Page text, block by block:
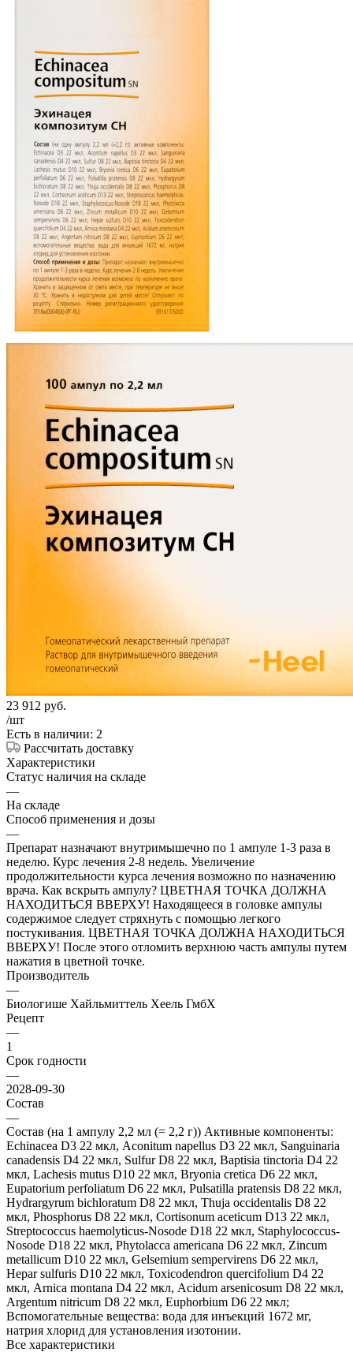
23 912 руб.
/шт
Есть в наличии: 2
Рассчитать доставку
Характеристики
Статус наличия на складе
—
На складе
Способ применения и дозы
—
Препарат назначают внутримышечно по 1 ампуле 1-3 раза в
неделю. Курс лечения 2-8 недель. Увеличение
продолжительности курса лечения возможно по назначению
врача. Как вскрыть ампулу? ЦВЕТНАЯ ТОЧКА ДОЛЖНА
НАХОДИТЬСЯ ВВЕРХУ! Находящееся в головке ампулы
содержимое следует стряхнуть с помощью легкого
постукивания. ЦВЕТНАЯ ТОЧКА ДОЛЖНА НАХОДИТЬСЯ
ВВЕРХУ! После этого отломить верхнюю часть ампулы путем
нажатия в цветной точке.
Производитель
—
Биологише Хайльмиттель Хеель ГмбХ
Рецепт
—
1
Срок годности
—
2028-09-30
Состав
—
Состав (на 1 ампулу 2,2 мл (= 2,2 г)) Активные компоненты:
Echinacea D3 22 мкл, Асоnitum napellus D3 22 мкл, Sanguinaria
canadensis D4 22 мкл, Sulfur D8 22 мкл, Baptisia tinctoria D4 22
мкл, Lachesis mutus D10 22 мкл, Bryonia cretica D6 22 мкл,
Eupatorium perfoliatum D6 22 мкл, Pulsatilla pratensis D8 22 мкл,
Hydrargyrum bichloratum D8 22 мкл, Thuja occidentalis D8 22
мкл, Phosphorus D8 22 мкл, Cortisonum aceticum D13 22 мкл,
Streptococcus haemolyticus-Nosode D18 22 мкл, Staphylococcus-
Nosode D18 22 мкл, Phytolacca americana D6 22 мкл, Zincum
metallicum D10 22 мкл, Gelsemium sempervirens D6 22 мкл,
Hepar sulfuris D10 22 мкл, Toxicodendron quercifolium D4 22
мкл, Arnica montana D4 22 мкл, Acidum arsenicosum D8 22 мкл,
Argentum nitricum D8 22 мкл, Euphorbium D6 22 мкл;
Вспомогательные вещества: вода для инъекций 1672 мг,
натрия хлорид для установления изотонии.
Все характеристики